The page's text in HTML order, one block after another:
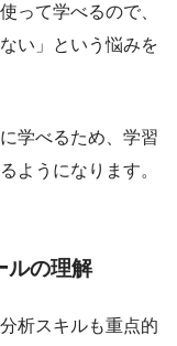
って学べるので、
い」という悩みを
学べるため、学習
ようになります。
ルの理解
析スキルも重点的